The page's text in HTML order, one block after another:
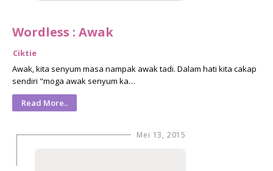
Wordless : Awak
Ciktie
Awak, kita senyum masa nampak awak tadi. Dalam hati kita cakap
sendiri "moga awak senyum ka…
Read More..
Mei 13, 2015